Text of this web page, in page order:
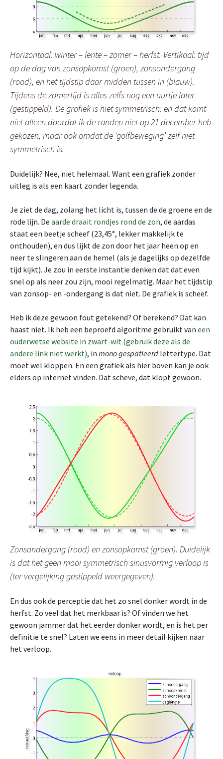
Horizontaal: winter – lente – zomer – herfst. Vertikaal: tijd
op de dag van zonsopkomst (groen), zonsondergang
(rood), en het tijdstip daar midden tussen in (blauw).
Tijdens de zomertijd is alles zelfs nog een uurtje later
(gestippeld). De grafiek is niet symmetrisch: en dat komt
niet alleen doordat ik de randen niet op 21 december heb
gekozen, maar ook omdat de ‘golfbeweging’ zelf niet
symmetrisch is.
Duidelijk? Nee, niet helemaal. Want een grafiek zonder
uitleg is als een kaart zonder legenda.
Je ziet de dag, zolang het licht is, tussen de de groene en de
rode lijn. De aarde draait rondjes rond de zon, de aardas
staat een beetje scheef (23,45°, lekker makkelijk te
onthouden), en dus lijkt de zon door het jaar heen op en
neer te slingeren aan de hemel (als je dagelijks op dezelfde
tijd kijkt). Je zou in eerste instantie denken dat dat even
snel op als neer zou zijn, mooi regelmatig. Maar het tijdstip
van zonsop- en -ondergang is dat niet. De grafiek is scheef.
Heb ik deze gewoon fout getekend? Of berekend? Dat kan
haast niet. Ik heb een beproefd algoritme gebruikt van een
ouderwetse website in zwart-wit (gebruik deze als de
andere link niet werkt), in mono gespatieerd lettertype. Dat
moet wel kloppen. En een grafiek als hier boven kan je ook
elders op internet vinden. Dat scheve, dat klopt gewoon.
Zonsondergang (rood) en zonsopkomst (groen). Duidelijk
is dat het geen mooi symmetrisch sinusvormig verloop is
(ter vergelijking gestippeld weergegeven).
En dus ook de perceptie dat het zo snel donker wordt in de
herfst. Zo veel dat het merkbaar is? Of vinden we het
gewoon jammer dat het eerder donker wordt, en is het per
definitie te snel? Laten we eens in meer detail kijken naar
het verloop.